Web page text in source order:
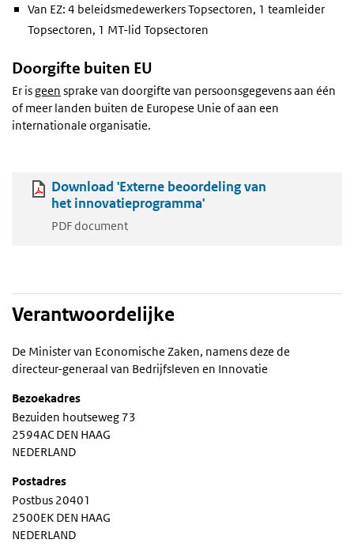
Van EZ: 4 beleidsmedewerkers Topsectoren, 1 teamleider
Topsectoren, 1 MT-lid Topsectoren
Doorgifte buiten EU
Er isgeen sprake van doorgifte van persoonsgegevens aan één
of meer landen buiten de Europese Unie of aan een
internationale organisatie.
Download 'Externe beoordeling van
het innovatieprogramma'
PDF document
Verantwoordelijke
De Minister van Economische Zaken, namens deze de
directeur-generaal van Bedrijfsleven en Innovatie
Bezoekadres
Bezuiden houtseweg 73
2594AC DEN HAAG
NEDERLAND
Postadres
Postbus 20401
2500EK DEN HAAG
NEDERLAND